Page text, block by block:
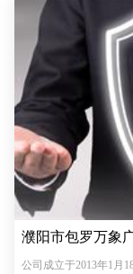
濮阳市包罗万象
公司成立于2013年1月